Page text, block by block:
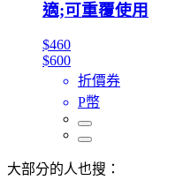
適;可重覆使用
$460
$600
折價券
P幣
大部分的人也搜：